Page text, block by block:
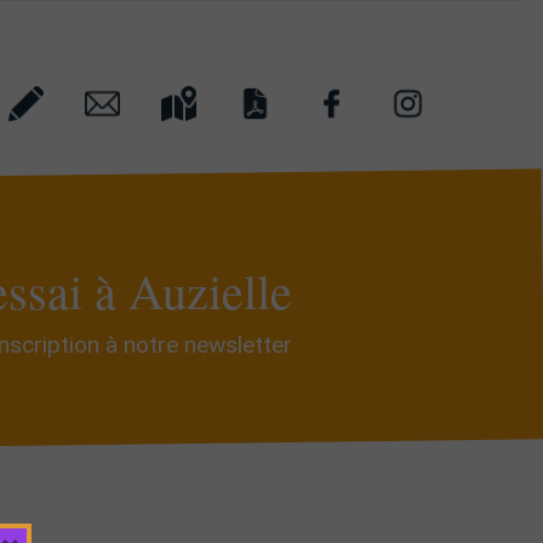
à Auzielle
à notre newsletter